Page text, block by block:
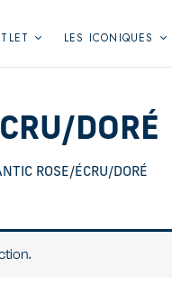
LES ICONIQUES
DORÉ
ROSE/ÉCRU/DORÉ